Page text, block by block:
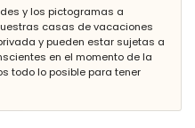
combinación de bañera/ducha,
ducha y WC
de profundidad
y los pictogramas a
casas de vacaciones
y pueden estar sujetas a
en el momento de la
todo lo posible para tener